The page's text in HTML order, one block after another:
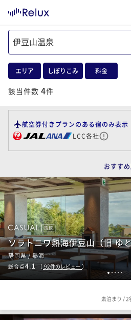
エリア しぼりこみ 料金
該当件数 4件
航空券付きプランのある宿のみ表示
LCC各社
おすす
1 23 4 5
旅館
ソラトニワ熱海伊豆山（旧 ゆ
静岡県 / 熱海
総合点4.1（92件のレビュー）
素泊まり /2